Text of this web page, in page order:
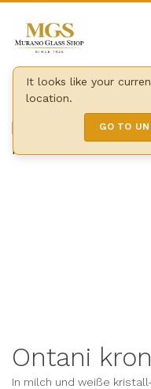
It looks like your
location.
GO TO
Home / Kronleuchter
Ontani kronleuchter
Ontani
In milch und weiße